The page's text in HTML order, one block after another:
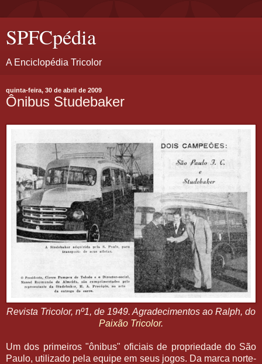
SPFCpédia
A Enciclopédia Tricolor
quinta-feira, 30 de abril de 2009
Ônibus Studebaker
Revista Tricolor, nº1, de 1949. Agradecimentos ao Ralph, do
Paixão Tricolor.
Um dos primeiros "ônibus" oficiais de propriedade do São
Paulo, utilizado pela equipe em seus jogos. Da marca norte-